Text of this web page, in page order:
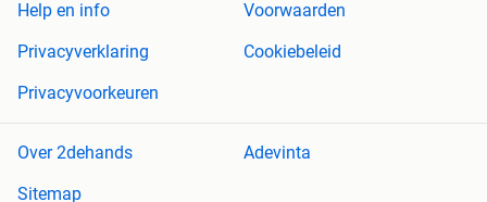
Help en info
Voorwaarden
Privacyverklaring
Cookiebeleid
Privacyvoorkeuren
Over 2dehands
Adevinta
Sitemap